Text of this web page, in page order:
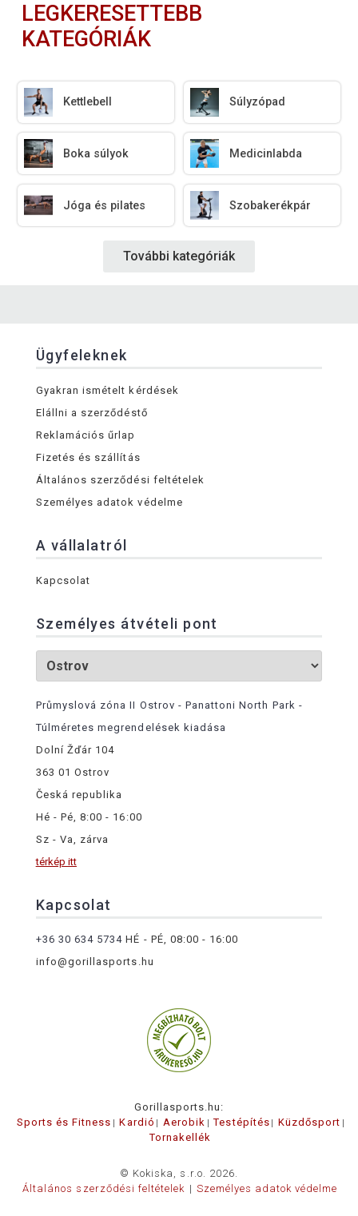
LEGKERESETTEBB
KATEGÓRIÁK
Kettlebell Súlyzópad
Boka súlyok Medicinlabda
Jóga és pilates Szobakerékpár
További kategóriák
Ügyfeleknek
Gyakran ismételt kérdések
Elállni a szerződéstő
Reklamációs űrlap
Fizetés és szállítás
Általános szerződési feltételek
Személyes adatok védelme
A vállalatról
Kapcsolat
Személyes átvételi pont
Průmyslová zóna II Ostrov - Panattoni North Park -
Túlméretes megrendelések kiadása
Dolní Žďár 104
363 01 Ostrov
Česká republika
Hé - Pé, 8:00 - 16:00
Sz - Va, zárva
térkép itt
Kapcsolat
+36 30 634 5734 HÉ - PÉ, 08:00 - 16:00
info@gorillasports.hu
Gorillasports.hu:
Sports és Fitness
Kardió Aerobik Testépítés
Küzdősport
Tornakellék
© Kokiska, s.r.o. 2026.
Általános szerződési feltételek
Személyes adatok védelme